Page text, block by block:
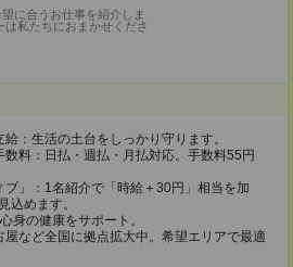
に合うお仕事を紹介しま
は私たちにおまかせくださ
：生活の土台をしっかり守ります。
料：日払・週払・月払対応。手数料55円
」：1名紹介で「時給＋30円」相当を加
込めます。
身の健康をサポート。
など全国に拠点拡大中。希望エリアで最適